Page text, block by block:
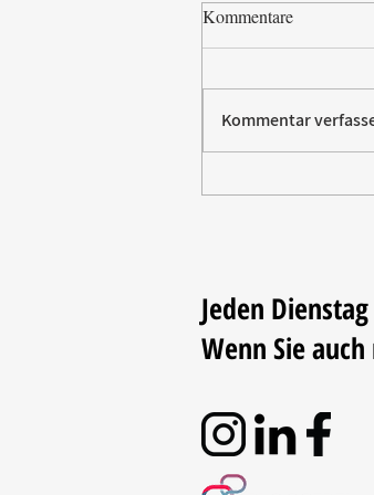
Kommentare
Kommentar
Jeden
Wenn Sie